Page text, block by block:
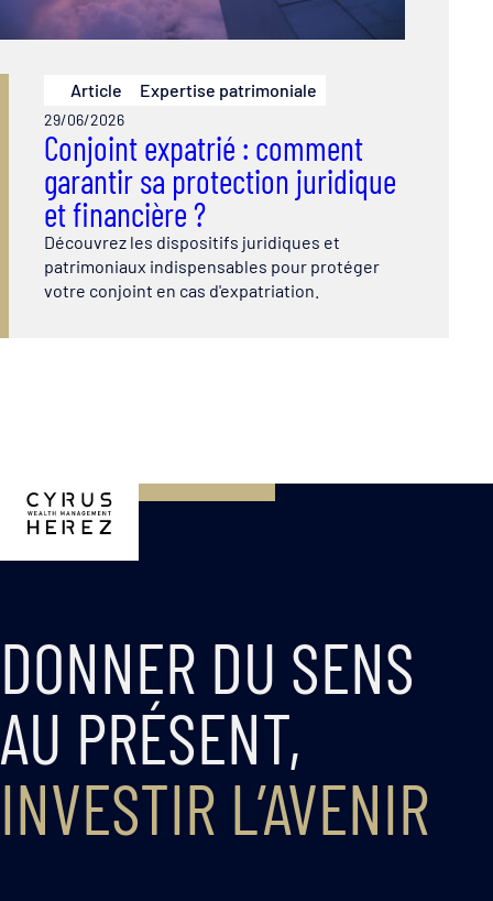
Article Expertise patrimoniale
29/06/2026
Conjoint expatrié : comment
garantir sa protection juridique
et financière ?
Découvrez les dispositifs juridiques et
patrimoniaux indispensables pour protéger
votre conjoint en cas d'expatriation.
DONNER DU SENS
AU PRÉSENT,
INVESTIR L’AVENIR